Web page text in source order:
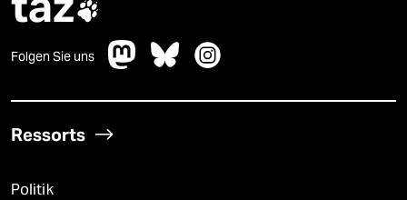

Folgen Sie uns
Ressorts
Politik